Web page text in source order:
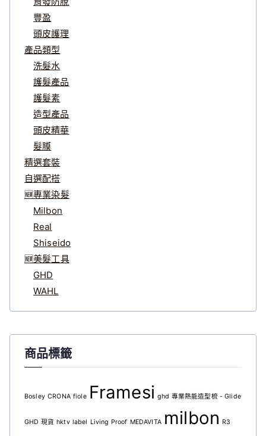
豐盈
頭皮護理
產品類型
洗髮水
護髮產品
護髮素
造型產品
頭皮精華
髮膜
精選套裝
自選配搭
🆕專業染髮
Milbon
Real
Shiseido
🆕美髮工具
GHD
WAHL
商品標籤
Bosley CRONA fiole Framesi ghd 專業熱能造型梳 - Glide
GHD 現貨 hktv label Living Proof MEDAVITA milbon R3